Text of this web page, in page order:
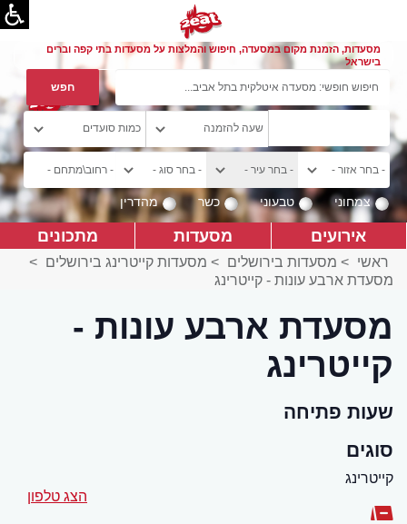
מסעדות, הזמנת מקום במסעדה, חיפוש והמלצות על מסעדות בתי קפה וברים
בישראל
צמחוני טבעוני כשר מהדרין
אירועים מסעדות מתכונים
ראשי > מסעדות בירושלים > מסעדות קייטרינג בירושלים >
מסעדת ארבע עונות - קייטרינג
מסעדת ארבע עונות -
קייטרינג
שעות פתיחה
סוגים
קייטרינג
הצג טלפון